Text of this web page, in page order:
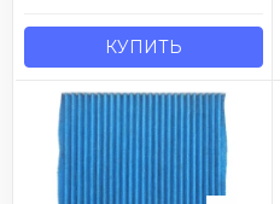
КУПИТЬ